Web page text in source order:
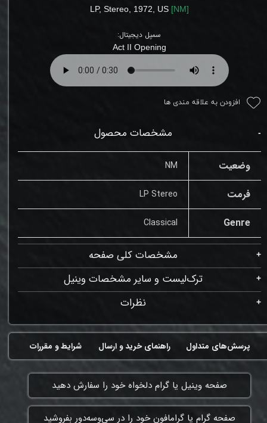
LP, Stereo 1972, US [NM]
سمپل دیجیتال:
Act II Opening
افزودن به علاقه مندی ها
مشخصات محصول
وضعیت NM
فرمت LP Stereo
Genre
Classical
مشخصات کلی صفحه
ترک‌لیست و سایر مشخصات وینیل
نظرات
شرایط و مقررات راهنمای خرید و ارسال پرسش‌های متداول
​صفحه وینیل یا گرام دلخواه خود را سفارش دهید
​صفحه گرام یا گرامافون خود را در سی‌وسه‌دور بفروشید